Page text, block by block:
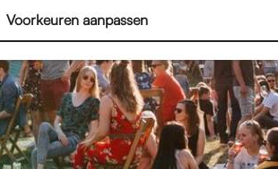
Voorkeuren aanpassen